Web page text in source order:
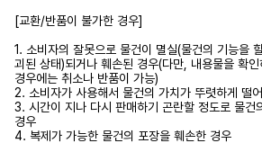
[교환/반품이 불가한 경우]
1. 소비자의 잘못으로 물건이 멸실(물건의 기능을
괴된 상태)되거나 훼손된 경우(다만, 내용물을 확
경우에는 취소나 반품이 가능)
2. 소비자가 사용해서 물건의 가치가 뚜렷하게 떨
3. 시간이 지나 다시 판매하기 곤란할 정도로 물건
경우
4. 복제가 가능한 물건의 포장을 훼손한 경우